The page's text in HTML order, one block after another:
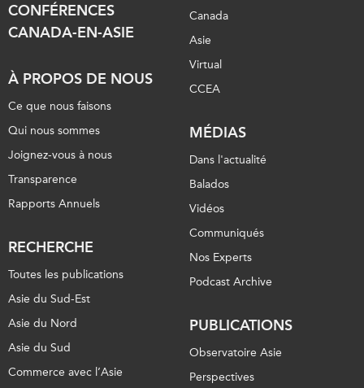
CONFÉRENCES
CANADA-EN-ASIE
À PROPOS DE NOUS
Ce que nous faisons
Qui nous sommes
Joignez-vous à nous
Transparence
Rapports Annuels
RECHERCHE
Toutes les publications
Asie du Sud-Est
Asie du Nord
Asie du Sud
Commerce avec l’Asie
Canada
Asie
Virtual
CCEA
MÉDIAS
Dans l'actualité
Balados
Vidéos
Communiqués
Nos Experts
Podcast Archive
PUBLICATIONS
Observatoire Asie
Perspectives